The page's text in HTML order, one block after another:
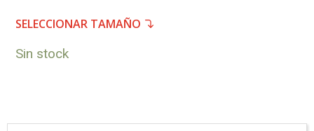
SELECCIONAR TAMAÑO
Sin stock